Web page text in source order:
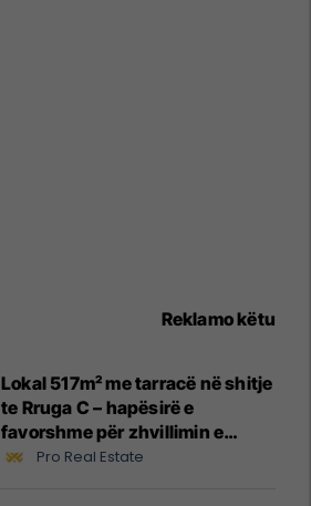
Reklamo këtu
Lokal 517m² me tarracë në shitje
te Rruga C – hapësirë e
favorshme për zhvillimin e
biznesit #15796
Pro Real Estate